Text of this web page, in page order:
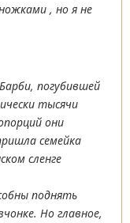
, но я не
погубившей
тысячи
они
семейка
сленге
поднять
Но главное,